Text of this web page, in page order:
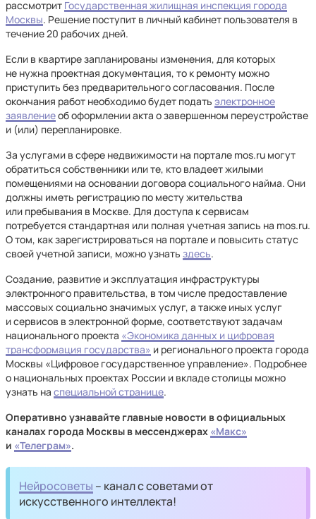
рассмотрит Государственная жилищная инспекция города
Москвы. Решение поступит в личный кабинет пользователя в
течение 20 рабочих дней.
Если в квартире запланированы изменения, для которых
не нужна проектная документация, то к ремонту можно
приступить без предварительного согласования. После
окончания работ необходимо будет подать электронное
заявлениеоб оформлении акта о завершенном переустройстве
и (или) перепланировке.
За услугами в сфере недвижимости на портале mos.ru могут
обратиться собственники или те, кто владеет жилыми
помещениями на основании договора социального найма. Они
должны иметь регистрацию по месту жительства
или пребывания в Москве. Для доступа к сервисам
потребуется стандартная или полная учетная запись на mos.ru.
О том, как зарегистрироваться на портале и повысить статус
своей учетной записи, можно узнать здесь.
Создание, развитие и эксплуатация инфраструктуры
электронного правительства, в том числе предоставление
массовых социально значимых услуг, а также иных услуг
и сервисов в электронной форме, соответствуют задачам
национального проекта «Экономика данных и цифровая
трансформация государства» и регионального проекта города
Москвы «Цифровое государственное управление». Подробнее
о национальных проектах России и вкладе столицы можно
узнать на специальной странице.
Оперативно узнавайте главные новости в официальных
каналах города Москвы в мессенджерах «Макс»
и «Телеграм».
Нейросоветы – канал с советами от
искусственного интеллекта!